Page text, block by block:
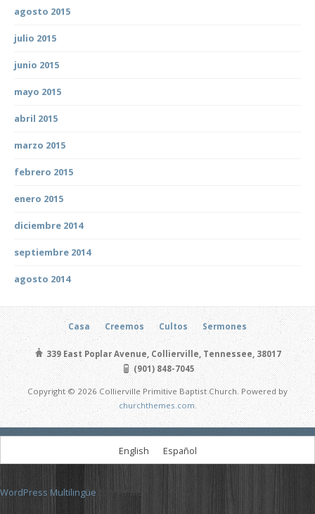
agosto 2015
julio 2015
junio 2015
mayo 2015
abril 2015
marzo 2015
febrero 2015
enero 2015
diciembre 2014
septiembre 2014
agosto 2014
Casa Creemos Cultos Sermones
339 East Poplar Avenue, Collierville, Tennessee, 38017
(901) 848-7045
Copyright © 2026 Collierville Primitive Baptist Church. Powered by
churchthemes.com.
English Español
WordPress Multilingüe con WPML